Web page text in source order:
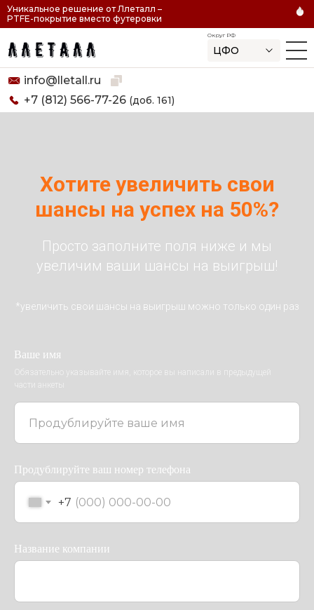
Уникальное решение от Ллеталл –
PTFE-покрытие вместо футеровки
Скопировано
info@lletall.ru
+7 (812) 566-77-26 (доб. 161)
ЦФО
Округ РФ
Спасибо! Ваша заявка принята!
Удачи на розыгрыше!
Хотите увеличить свои
шансы на успех на 50%?
Просто заполните поля ниже и мы
увеличим ваши шансы на выигрыш!
*увеличить свои шансы на выигрыш можно только один раз
Ваше имя
Обязательно указывайте имя, которое вы написали в предыдущей
части анкеты
Продублируйте ваш номер телефона
+7
Название компании